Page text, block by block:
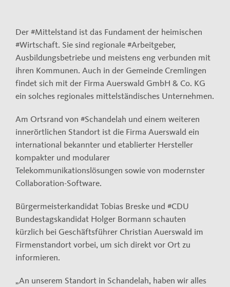
Der #Mittelstand ist das Fundament der heimischen
#Wirtschaft. Sie sind regionale #Arbeitgeber,
Ausbildungsbetriebe und meistens eng verbunden mit
ihren Kommunen. Auch in der Gemeinde Cremlingen
findet sich mit der Firma Auerswald GmbH & Co. KG
ein solches regionales mittelständisches Unternehmen.
Am Ortsrand von #Schandelah und einem weiteren
innerörtlichen Standort ist die Firma Auerswald ein
international bekannter und etablierter Hersteller
kompakter und modularer
Telekommunikationslösungen sowie von modernster
Collaboration-Software.
Bürgermeisterkandidat Tobias Breske und #CDU
Bundestagskandidat Holger Bormann schauten
kürzlich bei Geschäftsführer Christian Auerswald im
Firmenstandort vorbei, um sich direkt vor Ort zu
informieren.
„An unserem Standort in Schandelah, haben wir alles